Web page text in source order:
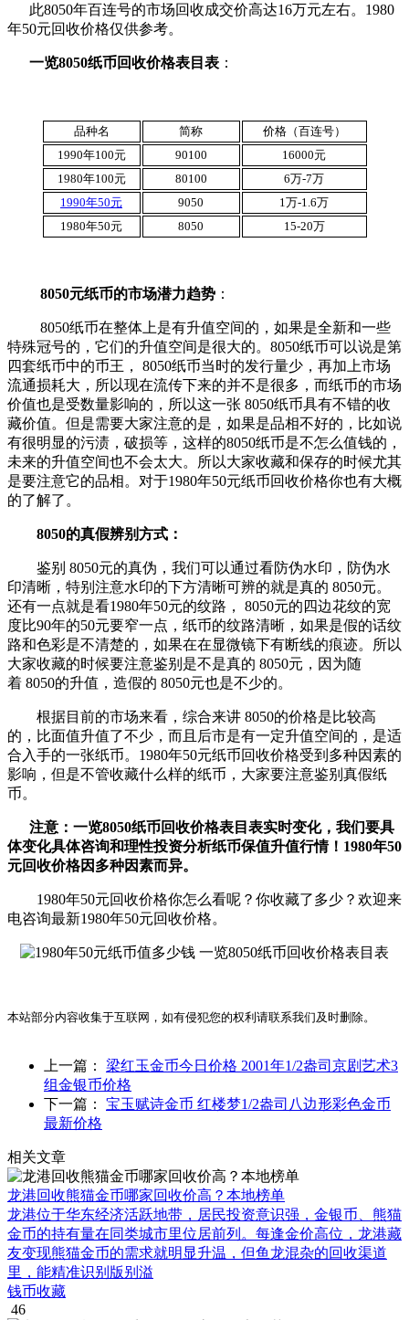
此8050年百连号的市场回收成交价高达16万元左右。1980
年50元回收价格仅供参考。
一览8050纸币回收价格表目表 ：
品种名 简称
价格（百连号）
1990年100元
90100
16000元
1980年100元
80100
6万-7万
1990年50元
9050
1万-1.6万
1980年50元
8050 15-20万
8050元纸币的市场潜力趋势 ：
8050纸币在整体上是有升值空间的，如果是全新和一些
特殊冠号的，它们的升值空间是很大的。8050纸币可以说是第
四套纸币中的币王， 8050纸币当时的发行量少，再加上市场
流通损耗大，所以现在流传下来的并不是很多，而纸币的市场
价值也是受数量影响的，所以这一张 8050纸币具有不错的收
藏价值。但是需要大家注意的是，如果是品相不好的，比如说
有很明显的污渍，破损等，这样的8050纸币是不怎么值钱的，
未来的升值空间也不会太大。所以大家收藏和保存的时候尤其
是要注意它的品相。对于1980年50元纸币回收价格你也有大概
的了解了。
8050的真假辨别方式：
鉴别 8050元的真伪，我们可以通过看防伪水印，防伪水
印清晰，特别注意水印的下方清晰可辨的就是真的 8050元。
还有一点就是看1980年50元的纹路， 8050元的四边花纹的宽
度比90年的50元要窄一点，纸币的纹路清晰，如果是假的话纹
路和色彩是不清楚的，如果在在显微镜下有断线的痕迹。所以
大家收藏的时候要注意鉴别是不是真的 8050元，因为随
着 8050的升值，造假的 8050元也是不少的。
根据目前的市场来看，综合来讲 8050的价格是比较高
的，比面值升值了不少，而且后市是有一定升值空间的，是适
合入手的一张纸币。1980年50元纸币回收价格受到多种因素的
影响，但是不管收藏什么样的纸币，大家要注意鉴别真假纸
币。
注意：一览8050纸币回收价格表目表实时变化，我们要具
体变化具体咨询和理性投资分析纸币保值升值行情！1980年50
元回收价格因多种因素而异。
1980年50元回收价格你怎么看呢？你收藏了多少？欢迎来
电咨询最新1980年50元回收价格。
本站部分内容收集于互联网，如有侵犯您的权利请联系我们及时删除。
上一篇： 梁红玉金币今日价格 2001年1/2盎司京剧艺术3
组金银币价格
下一篇： 宝玉赋诗金币 红楼梦1/2盎司八边形彩色金币
最新价格
相关文章
龙港回收熊猫金币哪家回收价高？本地榜单
龙港位于华东经济活跃地带，居民投资意识强，金银币、熊猫
金币的持有量在同类城市里位居前列。每逢金价高位，龙港藏
友变现熊猫金币的需求就明显升温，但鱼龙混杂的回收渠道
里，能精准识别版别溢
钱币收藏
46